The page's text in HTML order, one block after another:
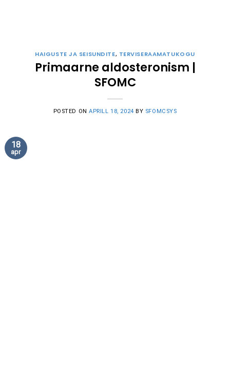
HAIGUSTE JA SEISUNDITE, TERVISERAAMATUKOGU
Primaarne aldosteronism |
SFOMC
POSTED ONAPRILL 18, 2024 BY SFOMCSYS
18
apr